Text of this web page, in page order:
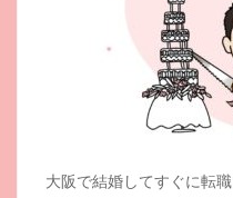
大阪で結婚してすぐに転